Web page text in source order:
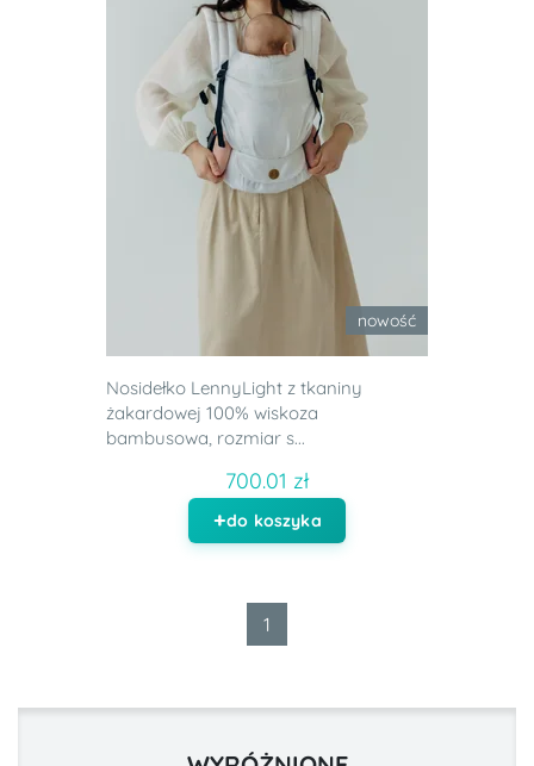
nowość
Nosidełko LennyLight z tkaniny
żakardowej 100% wiskoza
bambusowa, rozmiar s...
700.01 zł
do koszyka
1